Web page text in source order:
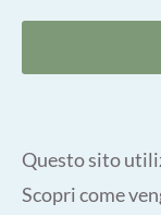
Questo sito
Scopri come